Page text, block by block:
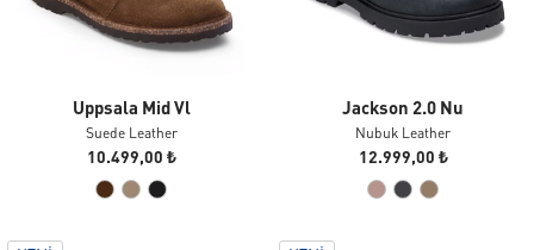
Uppsala Mid Vl
Suede Leather
10.499,00 ₺
Jackson 2.0 Nu
Nubuk Leather
12.999,00 ₺